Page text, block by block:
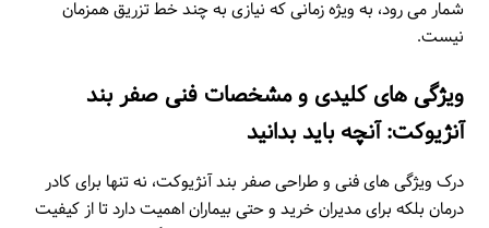
شمار می رود، به ویژه زمانی که نیازی به چند خط تزریق همزمان
نیست.
ویژگی های کلیدی و مشخصات فنی صفر بند
آنژیوکت: آنچه باید بدانید
درک ویژگی های فنی و طراحی صفر بند آنژیوکت، نه تنها برای کادر
درمان بلکه برای مدیران خرید و حتی بیماران اهمیت دارد تا از کیفیت